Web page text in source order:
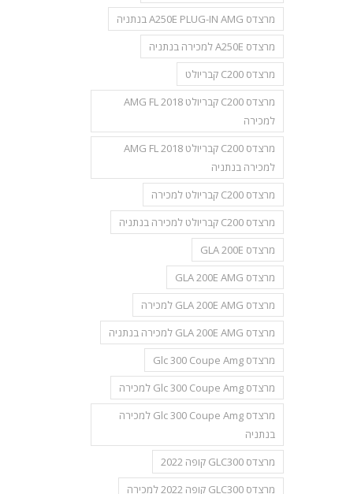
מרצדס A250E PLUG-IN AMG בנתניה
מרצדס A250E למכירה בנתניה
מרצדס C200 קבריולט
מרצדס C200 קבריולט AMG FL 2018
למכירה
מרצדס C200 קבריולט AMG FL 2018
למכירה בנתניה
מרצדס C200 קבריולט למכירה
מרצדס C200 קבריולט למכירה בנתניה
מרצדס GLA 200E
מרצדס GLA 200E AMG
מרצדס GLA 200E AMG למכירה
מרצדס GLA 200E AMG למכירה בנתניה
מרצדס Glc 300 Coupe Amg
מרצדס Glc 300 Coupe Amg למכירה
מרצדס Glc 300 Coupe Amg למכירה
בנתניה
מרצדס GLC300 קופה 2022
מרצדס GLC300 קופה 2022 למכירה